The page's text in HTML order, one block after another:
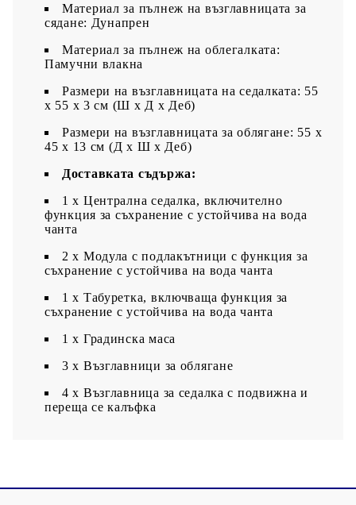
Материал за пълнеж на възглавницата за
сядане: Дунапрен
Материал за пълнеж на облегалката:
Памучни влакна
Размери на възглавницата на седалката: 55
x 55 x 3 см (Ш x Д x Деб)
Размери на възглавницата за облягане: 55 x
45 x 13 см (Д х Ш x Деб)
Доставката съдържа:
1 x Централна седалка, включително
функция за съхранение с устойчива на вода
чанта
2 x Модула с подлакътници с функция за
съхранение с устойчива на вода чанта
1 x Табуретка, включваща функция за
съхранение с устойчива на вода чанта
1 х Градинска маса
3 x Възглавници за облягане
4 x Възглавница за седалка с подвижна и
переща се калъфка